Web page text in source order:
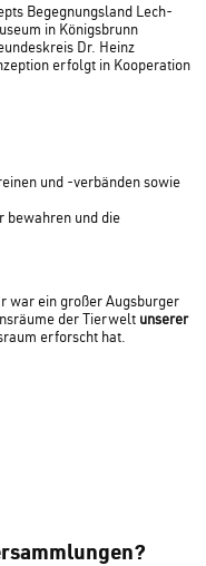
Begegnungsland Lech-
in Königsbrunn
Dr. Heinz
erfolgt in Kooperation
und -verbänden sowie
bewahren und die
war ein großer Augsburger
der Tierwelt unserer
erforscht hat.